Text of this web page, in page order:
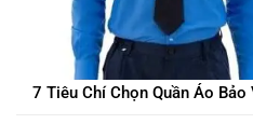
7 Tiêu Chí Chọn Quần Áo